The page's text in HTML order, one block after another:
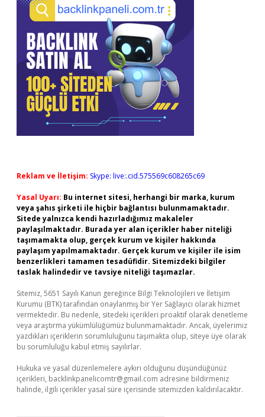
Reklam ve İletişim: Skype: live:.cid.575569c608265c69
Yasal Uyarı: Bu internet sitesi, herhangi bir marka, kurum
veya şahıs şirketi ile hiçbir bağlantısı bulunmamaktadır.
Sitede yalnızca kendi hazırladığımız makaleler
paylaşılmaktadır. Burada yer alan içerikler haber niteliği
taşımamakta olup, gerçek kurum ve kişiler hakkında
paylaşım yapılmamaktadır. Gerçek kurum ve kişiler ile isim
benzerlikleri tamamen tesadüfidir. Sitemizdeki bilgiler
taslak halindedir ve tavsiye niteliği taşımazlar.
Sitemiz, 5651 Sayılı Kanun gereğince Bilgi Teknolojileri ve İletişim
Kurumu (BTK) tarafından onaylanmış bir Yer Sağlayıcı olarak hizmet
vermektedir. Bu nedenle, sitedeki içerikleri proaktif olarak denetleme
veya araştırma yükümlülüğümüz bulunmamaktadır. Ancak, üyelerimiz
yazdıkları içeriklerin sorumluluğunu taşımakta olup, siteye üye olarak
bu sorumluluğu kabul etmiş sayılırlar.
Hukuka ve yasal düzenlemelere aykırı olduğunu düşündüğünüz
içerikleri, backlinkpanelicomtr@gmail.com adresine bildirmeniz
halinde, ilgili içerikler yasal süre içerisinde sitemizden kaldırılacaktır.